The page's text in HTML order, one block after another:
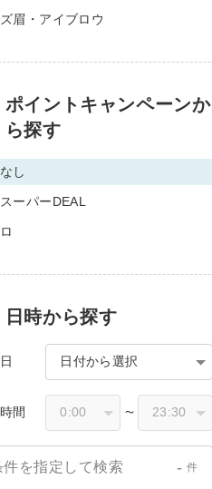
眉・アイブロウ
ポイントキャンペーンか
ら探す
し
ーパーDEAL
日時から探す
日付から選択
間 〜
件を指定して検索 - 件